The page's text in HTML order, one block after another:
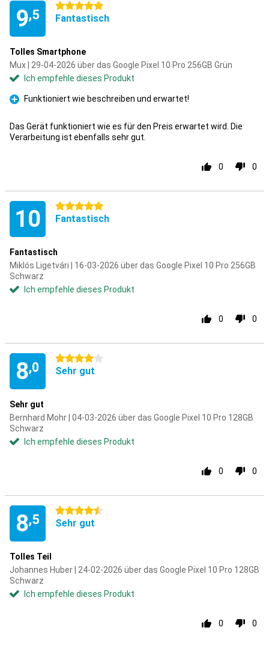
9,5
5 Sterne
Fantastisch
Tolles Smartphone
Mux | 29-04-2026 über das Google Pixel 10 Pro 256GB Grün
Ich empfehle dieses Produkt
Pro
Funktioniert wie beschreiben und erwartet!
Das Gerät funktioniert wie es für den Preis erwartet wird. Die
Verarbeitung ist ebenfalls sehr gut.
0 0
10 5 Sterne
Fantastisch
Fantastisch
Miklós Ligetvári | 16-03-2026 über das Google Pixel 10 Pro 256GB
Schwarz
Ich empfehle dieses Produkt
0 0
8,0
4 Sterne
Sehr gut
Sehr gut
Bernhard Mohr | 04-03-2026 über das Google Pixel 10 Pro 128GB
Schwarz
Ich empfehle dieses Produkt
0 0
8,5
4.5 Sterne
Sehr gut
Tolles Teil
Johannes Huber | 24-02-2026 über das Google Pixel 10 Pro 128GB
Schwarz
Ich empfehle dieses Produkt
0 0